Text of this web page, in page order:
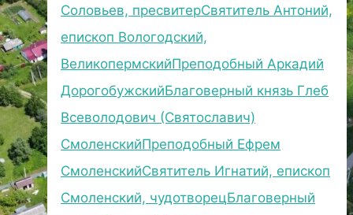
Соловьев, пресвитерСвятитель Антоний,
епископ Вологодский,
ВеликопермскийПреподобный Аркадий
ДорогобужскийБлаговерный князь Глеб
Всеволодович (Святославич)
СмоленскийПреподобный Ефрем
СмоленскийСвятитель Игнатий, епископ
Смоленский, чудотворецБлаговерный